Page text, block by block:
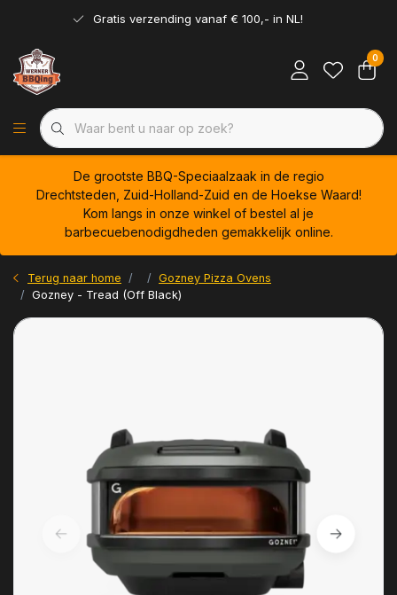
Gratis verzending vanaf € 100,- in NL!
0
De grootste BBQ-Speciaalzaak in de regio
Drechtsteden, Zuid-Holland-Zuid en de Hoekse Waard!
Kom langs in onze winkel of bestel al je
barbecuebenodigdheden gemakkelijk online.
Terug naar home
Gozney Pizza Ovens
Gozney - Tread (Off Black)